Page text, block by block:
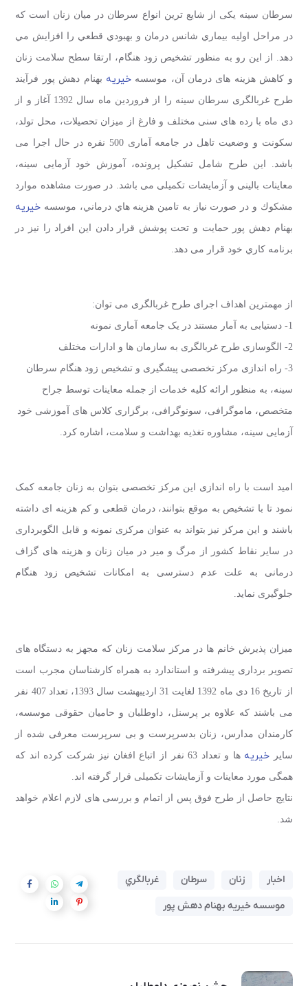
سرطان سینه یکی از شایع ترین انواع سرطان در میان زنان است که
در مراحل اوليه بيماري شانس درمان و بهبودي قطعي را افزايش مي
دهد. از این رو به منظور تشخیص زود هنگام، ارتقا سطح سلامت زنان
و کاهش هزینه های درمان آن، موسسه خیریه بهنام دهش پور فرآیند
طرح غربالگری سرطان سینه را از فروردین ماه سال 1392 آغاز و از
دی ماه با رده های سنی مختلف و فارغ از میزان تحصیلات، محل تولد،
سکونت و وضعیت تاهل در جامعه آماری 500 نفره در حال اجرا می
باشد. این طرح شامل تشکیل پرونده، آموزش خود آزمایی سینه،
معاینات بالینی و آزمایشات تکمیلی می باشد. در صورت مشاهده موارد
مشكوك و در صورت نیاز به تامين هزينه هاي درماني، موسسه خیریه
بهنام دهش پور حمايت و تحت پوشش قرار دادن اين افراد را نيز در
برنامه كاري خود قرار می دهد.
از مهمترین اهداف اجرای طرح غربالگری می توان:
1- دستیابی به آمار مستند در یک جامعه آماری نمونه
2- الگوسازی طرح غربالگری به سازمان ها و ادارات مختلف
3- راه اندازی مرکز تخصصی پیشگیری و تشخیص زود هنگام سرطان
سینه، به منظور ارائه کلیه خدمات از جمله معاینات توسط جراح
متخصص، ماموگرافی، سونوگرافی، برگزاری کلاس های آموزشی خود
آزمایی سینه، مشاوره تغذیه بهداشت و سلامت، اشاره کرد.
امید است با راه اندازی این مرکز تخصصی بتوان به زنان جامعه کمک
نمود تا با تشخیص به موقع بتوانند، درمان قطعی و کم هزینه ای داشته
باشند و این مرکز نیز بتواند به عنوان مرکزی نمونه و قابل الگوبرداری
در سایر نقاط کشور از مرگ و میر در میان زنان و هزینه های گزاف
درمانی به علت عدم دسترسی به امکانات تشخیص زود هنگام
جلوگیری نماید.
میزان پذیرش خانم ها در مرکز سلامت زنان که مجهز به دستگاه های
تصویر برداری پیشرفته و استاندارد به همراه کارشناسان مجرب است
از تاریخ 16 دی ماه 1392 لغایت 31 اردیبهشت سال 1393، تعداد 407 نفر
می باشند که علاوه بر پرسنل، داوطلبان و حامیان حقوقی موسسه،
کارمندان مدارس، زنان بدسرپرست و بی سرپرست معرفی شده از
سایر خیریه ها و تعداد 63 نفر از اتباع افغان نیز شرکت کرده اند که
همگی مورد معاینات و آزمایشات تکمیلی قرار گرفته اند.
نتایج حاصل از طرح فوق پس از اتمام و بررسی های لازم اعلام خواهد
شد.
اخبار زنان سرطان
غربالگري
موسسه خیریه بهنام دهش پور